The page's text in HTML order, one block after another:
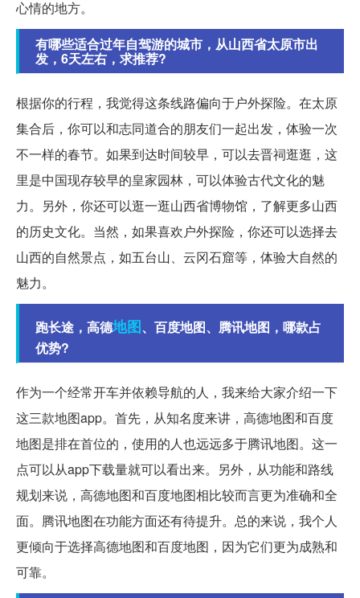
心情的地方。
有哪些适合过年自驾游的城市，从山西省太原市出
发，6天左右，求推荐?
根据你的行程，我觉得这条线路偏向于户外探险。在太原
集合后，你可以和志同道合的朋友们一起出发，体验一次
不一样的春节。如果到达时间较早，可以去晋祠逛逛，这
里是中国现存较早的皇家园林，可以体验古代文化的魅
力。另外，你还可以逛一逛山西省博物馆，了解更多山西
的历史文化。当然，如果喜欢户外探险，你还可以选择去
山西的自然景点，如五台山、云冈石窟等，体验大自然的
魅力。
跑长途，高德地图、百度地图、腾讯地图，哪款占
优势?
作为一个经常开车并依赖导航的人，我来给大家介绍一下
这三款地图app。首先，从知名度来讲，高德地图和百度
地图是排在首位的，使用的人也远远多于腾讯地图。这一
点可以从app下载量就可以看出来。另外，从功能和路线
规划来说，高德地图和百度地图相比较而言更为准确和全
面。腾讯地图在功能方面还有待提升。总的来说，我个人
更倾向于选择高德地图和百度地图，因为它们更为成熟和
可靠。